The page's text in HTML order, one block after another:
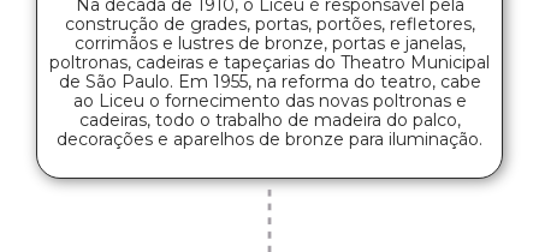
Na década de 1910, o Liceu é responsável pela
construção de grades, portas, portões, refletores,
corrimãos e lustres de bronze, portas e janelas,
poltronas, cadeiras e tapeçarias do Theatro Municipal
de São Paulo. Em 1955, na reforma do teatro, cabe
ao Liceu o fornecimento das novas poltronas e
cadeiras, todo o trabalho de madeira do palco,
decorações e aparelhos de bronze para iluminação.